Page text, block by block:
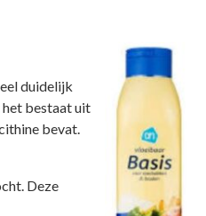
duidelijk
het bestaat uit
bevat.
Deze